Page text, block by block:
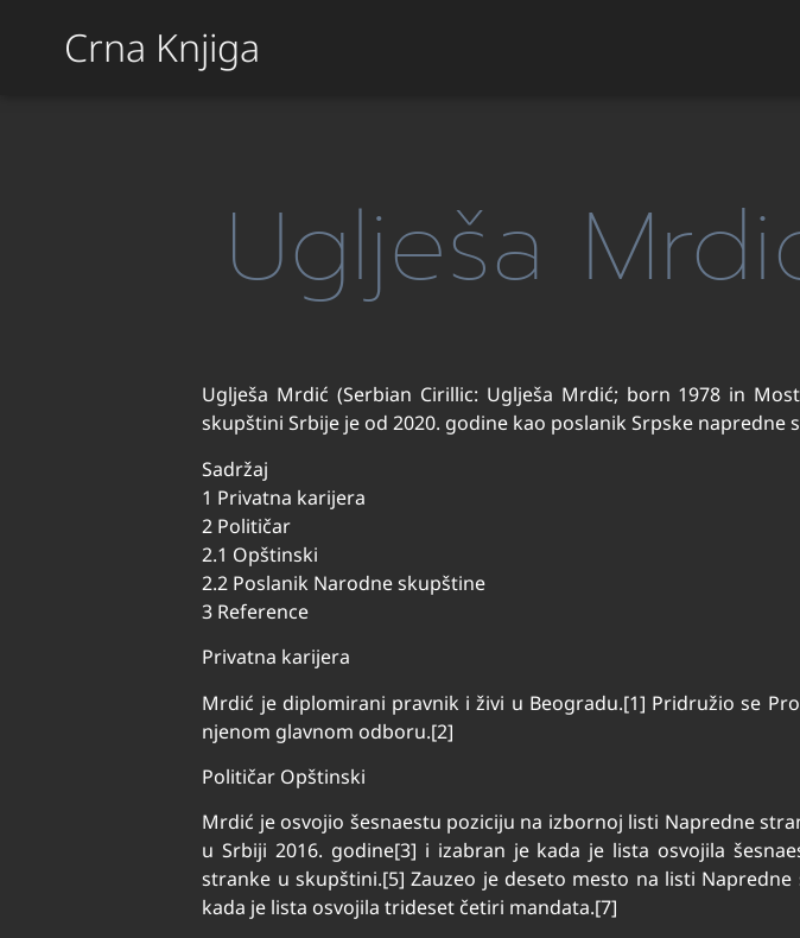
Crna Knjiga
Uglješa
Uglješa Mrdić (Serbian Cirillic: Uglješa Mrdić; born 1978 in
skupštini Srbije je od 2020. godine kao poslanik Srpske napredne
Sadržaj
1 Privatna karijera
2 Političar
2.1 Opštinski
2.2 Poslanik Narodne skupštine
3 Reference
Privatna karijera
Mrdić je diplomirani pravnik i živi u Beogradu.[1] Pridružio se
njenom glavnom odboru.[2]
Političar Opštinski
Mrdić je osvojio šesnaestu poziciju na izbornoj listi Napredne
u Srbiji 2016. godine[3] i izabran je kada je lista osvojila
stranke u skupštini.[5] Zauzeo je deseto mesto na listi
kada je lista osvojila trideset četiri mandata.[7]